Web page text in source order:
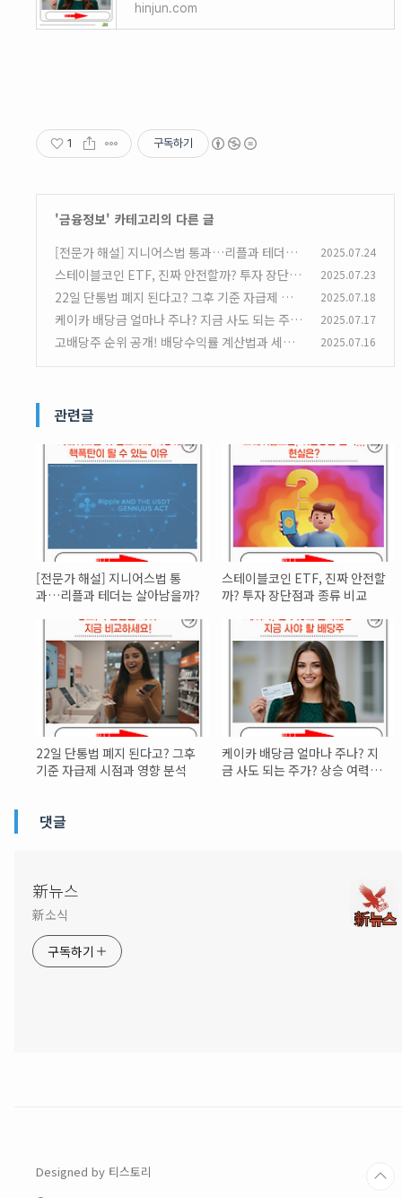
hinjun.com
1 구독하기
'금융정보' 카테고리의 다른 글
[전문가 해설] 지니어스법 통과…리플과 테더는
살아남을까?
(1)
2025.07.24
스테이블코인 ETF, 진짜 안전할까? 투자 장단점
과 종류 비교
(1)
2025.07.23
22일 단통법 폐지 된다고? 그후 기준 자급제 시점
과 영향 분석 (0)
2025.07.18
케이카 배당금 얼마나 주나? 지금 사도 되는 주
가? 상승 여력있나?
(2)
2025.07.17
고배당주 순위 공개! 배당수익률 계산법과 세금
2025.07.16
관련글
[전문가 해설] 지니어스법 통
과…리플과 테더는 살아남을까?
스테이블코인 ETF, 진짜 안전할
까? 투자 장단점과 종류 비교
22일 단통법 폐지 된다고? 그후
기준 자급제 시점과 영향 분석
케이카 배당금 얼마나 주나? 지
금 사도 되는 주가? 상승 여력있
댓글
新뉴스
新소식
구독하기
Designed by 티스토리